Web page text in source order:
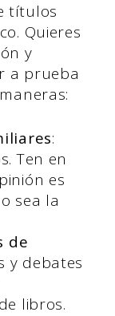
títulos
Quieres
y
a prueba
:
Ten en
es
sea la
de
y debates
libros.